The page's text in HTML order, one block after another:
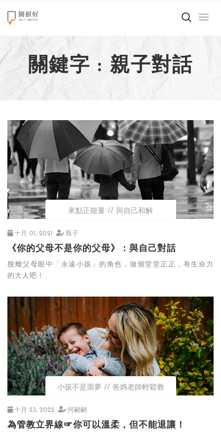
來點正能量
世界在想什麼
創造美好生活
職場商業經濟
影片專區
關於我們
關鍵字 : 親子對話
來點正能量 與自己和解
十月 01, 2021 瓶子
《你的父母不是你的父母》：與自己對話
脫離父母眼中「永遠小孩」的角色，做個堂堂正正，有生命力
的大人吧！
小孩不是噩夢 爸媽老師輕鬆教
十月 23, 2022 何翩翩
為管教立界線☞你可以溫柔，但不能退讓！